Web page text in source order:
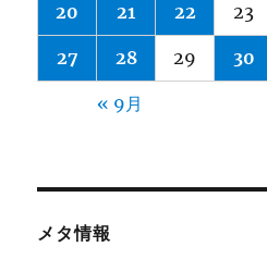
20 21 22 23
27 28 29 30
« 9月
メタ情報